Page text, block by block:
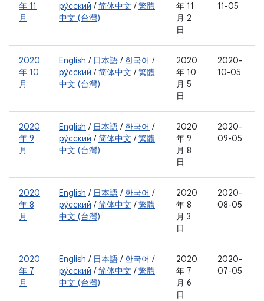
年 11
月
ру́сский /简体中文 /繁體
中文 (台灣)
年 11
月 2
日
11-05
2020
年 10
月
English / 日本語 / 한국어 /
ру́сский /简体中文 /繁體
中文 (台灣)
2020
年 10
月 5
日
2020-
10-05
2020
年 9
月
English / 日本語 / 한국어 /
ру́сский /简体中文 /繁體
中文 (台灣)
2020
年 9
月 8
日
2020-
09-05
2020
年 8
月
English / 日本語 / 한국어 /
ру́сский /简体中文 /繁體
中文 (台灣)
2020
年 8
月 3
日
2020-
08-05
2020
年 7
月
English / 日本語 / 한국어 /
ру́сский /简体中文 /繁體
中文 (台灣)
2020
年 7
月 6
日
2020-
07-05